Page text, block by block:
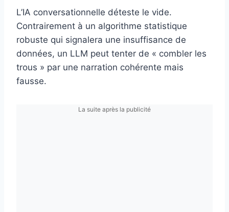
L’IA conversationnelle déteste le vide.
Contrairement à un algorithme statistique
robuste qui signalera une insuffisance de
données, un LLM peut tenter de « combler les
trous » par une narration cohérente mais
fausse.
La suite après la publicité